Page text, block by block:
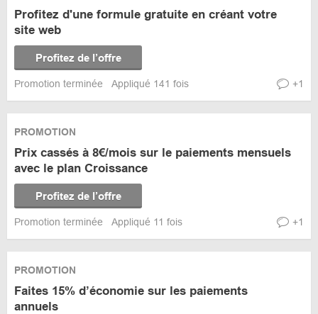
Profitez d'une formule gratuite en créant votre
site web
Profitez de l’offre
Promotion terminée Appliqué 141 fois +1
PROMOTION
Prix cassés à 8€/mois sur le paiements mensuels
avec le plan Croissance
Profitez de l’offre
Promotion terminée Appliqué 11 fois +1
PROMOTION
Faites 15% d’économie sur les paiements
annuels